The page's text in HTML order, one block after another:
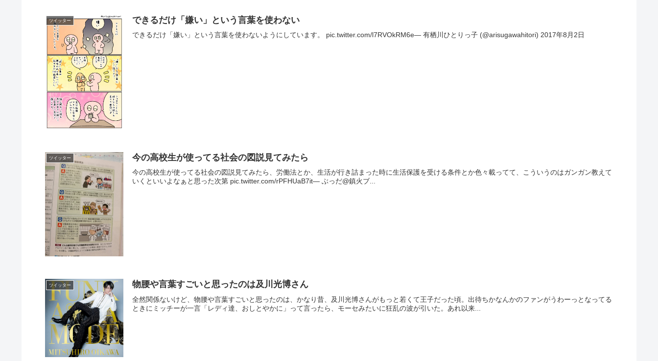
ツイッター できるだけ「嫌い」という言葉を使わない
できるだけ「嫌い」という言葉を使わないようにしています。 pic.twitter.com/l7RVOkRM6e— 有栖川ひとりっ子 (@arisugawahitori) 2017年8月2日
ツイッター 今の高校生が使ってる社会の図説見てみたら
今の高校生が使ってる社会の図説見てみたら、労働法とか、生活が行き詰まった時に生活保護を受ける条件とか色々載ってて、こういうのはガンガン教えて
いくといいよなぁと思った次第 pic.twitter.com/rPFHUaB7it— ぶっだ@鎮火ブ...
ツイッター 物腰や言葉すごいと思ったのは及川光博さん
全然関係ないけど、物腰や言葉すごいと思ったのは、かなり昔、及川光博さんがもっと若くて王子だった頃。出待ちかなんかのファンがうわーっとなってる
ときにミッチーが一言「レディ達、おしとやかに」って言ったら、モーセみたいに狂乱の波が引いた。あれ以来...